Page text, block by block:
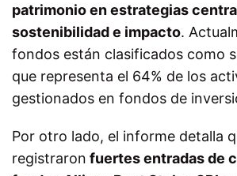
patrimonio en estrategias
sostenibilidad e impacto.
fondos están clasificados como
que representa el 64% de los
gestionados en fondos de
Por otro lado, el informe detalla
registraron fuertes entradas de